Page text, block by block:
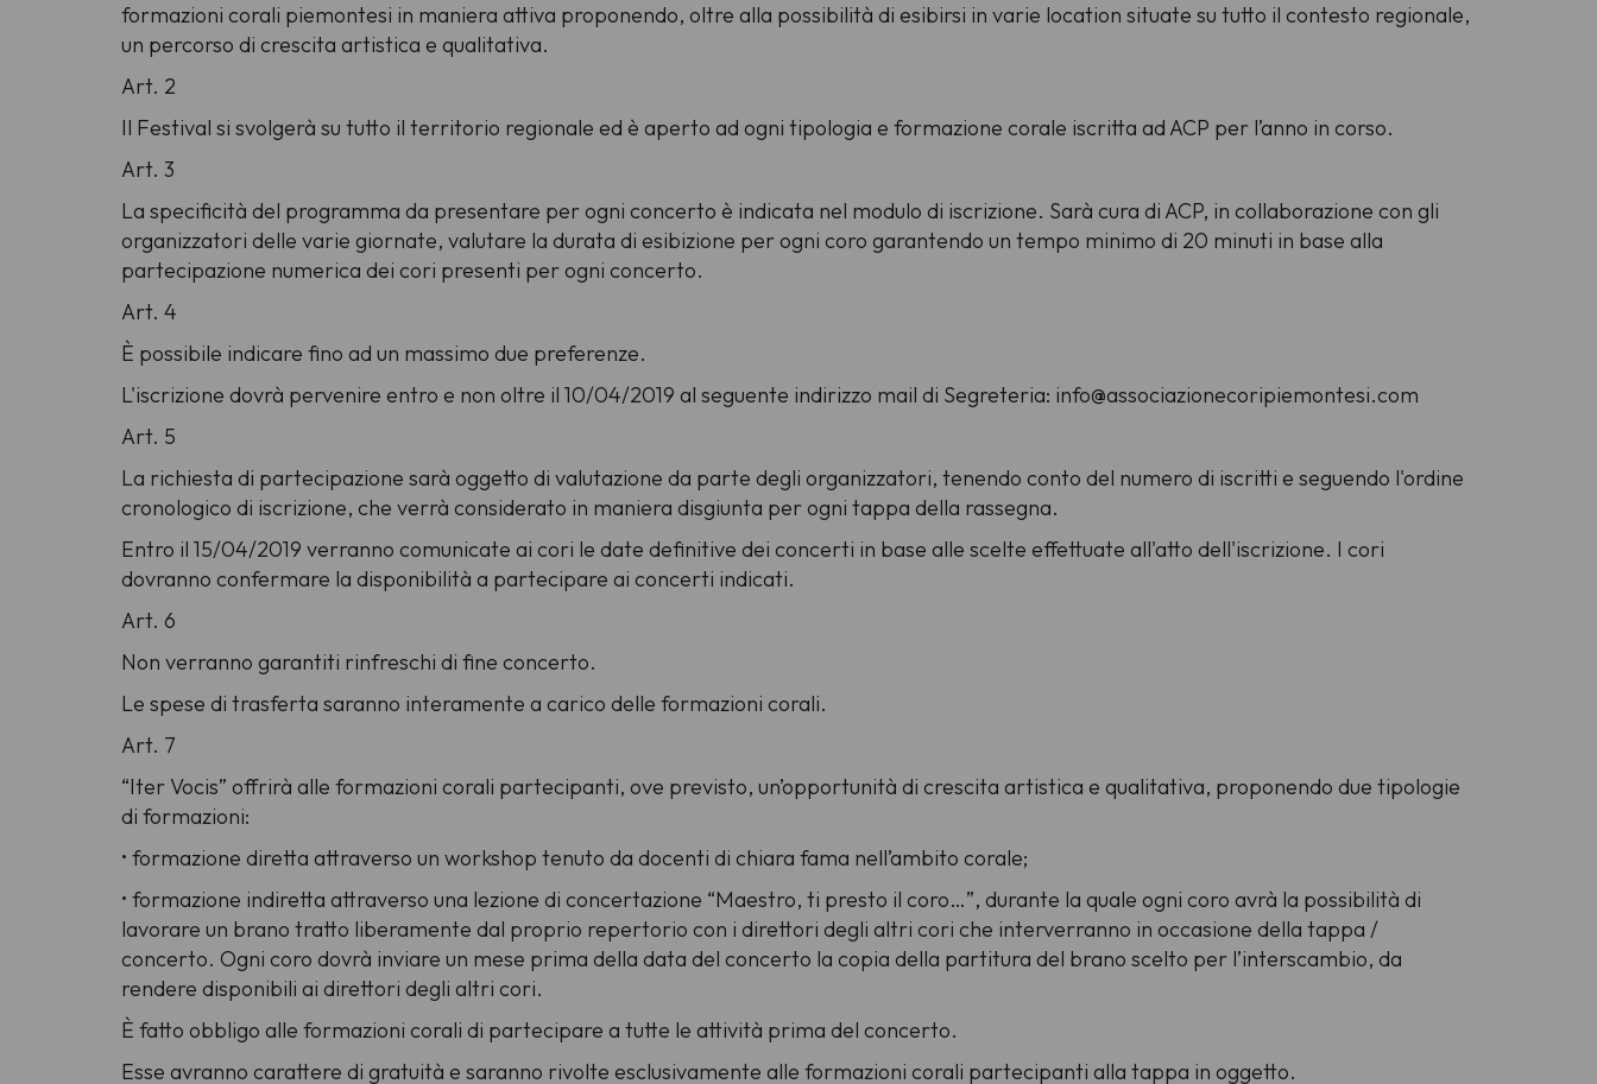
formazioni corali piemontesi in maniera attiva proponendo, oltre alla possibilità di esibirsi in varie location situate su tutto il contesto regionale,
un percorso di crescita artistica e qualitativa.
Art. 2
Il Festival si svolgerà su tutto il territorio regionale ed è aperto ad ogni tipologia e formazione corale iscritta ad ACP per l’anno in corso.
Art. 3
La specificità del programma da presentare per ogni concerto è indicata nel modulo di iscrizione. Sarà cura di ACP, in collaborazione con gli
organizzatori delle varie giornate, valutare la durata di esibizione per ogni coro garantendo un tempo minimo di 20 minuti in base alla
partecipazione numerica dei cori presenti per ogni concerto.
Art. 4
È possibile indicare fino ad un massimo due preferenze.
L'iscrizione dovrà pervenire entro e non oltre il 10/04/2019 al seguente indirizzo mail di Segreteria: info@associazionecoripiemontesi.com
Art. 5
La richiesta di partecipazione sarà oggetto di valutazione da parte degli organizzatori, tenendo conto del numero di iscritti e seguendo l'ordine
cronologico di iscrizione, che verrà considerato in maniera disgiunta per ogni tappa della rassegna.
Entro il 15/04/2019 verranno comunicate ai cori le date definitive dei concerti in base alle scelte effettuate all'atto dell'iscrizione. I cori
dovranno confermare la disponibilità a partecipare ai concerti indicati.
Art. 6
Non verranno garantiti rinfreschi di fine concerto.
Le spese di trasferta saranno interamente a carico delle formazioni corali.
Art. 7
“Iter Vocis” offrirà alle formazioni corali partecipanti, ove previsto, un’opportunità di crescita artistica e qualitativa, proponendo due tipologie
di formazioni:
• formazione diretta attraverso un workshop tenuto da docenti di chiara fama nell’ambito corale;
• formazione indiretta attraverso una lezione di concertazione “Maestro, ti presto il coro…”, durante la quale ogni coro avrà la possibilità di
lavorare un brano tratto liberamente dal proprio repertorio con i direttori degli altri cori che interverranno in occasione della tappa /
concerto. Ogni coro dovrà inviare un mese prima della data del concerto la copia della partitura del brano scelto per l’interscambio, da
rendere disponibili ai direttori degli altri cori.
È fatto obbligo alle formazioni corali di partecipare a tutte le attività prima del concerto.
Esse avranno carattere di gratuità e saranno rivolte esclusivamente alle formazioni corali partecipanti alla tappa in oggetto.